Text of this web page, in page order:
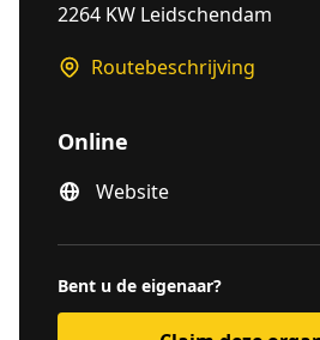
2264 KW Leidschendam
Routebeschrijving
Online
Website
Bent u de eigenaar?